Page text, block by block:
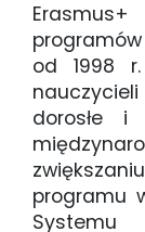
od 1998
dorosłe i
programu
Systemu